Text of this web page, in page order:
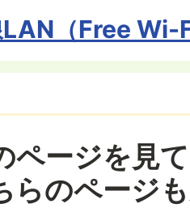
（Free Wi-
ページを見
らのページ